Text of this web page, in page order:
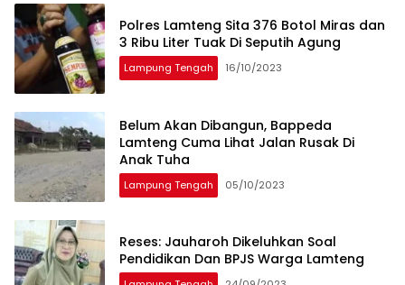
Polres Lamteng Sita 376 Botol Miras dan
3 Ribu Liter Tuak Di Seputih Agung
Lampung Tengah 16/10/2023
Belum Akan Dibangun, Bappeda
Lamteng Cuma Lihat Jalan Rusak Di
Anak Tuha
Lampung Tengah 05/10/2023
Reses: Jauharoh Dikeluhkan Soal
Pendidikan Dan BPJS Warga Lamteng